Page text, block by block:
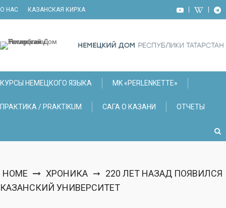
О НАС КАЗАНСКАЯ КИРХА
КУРСЫ НЕМЕЦКОГО ЯЗЫКА МK «PERLENKETTE»
ПРАКТИКА / PRAKTIKUM САГА О КАЗАНИ ОТЧЕТЫ
HOME ХРОНИКА ➞ 220 ЛЕТ НАЗАД ПОЯВИЛСЯ
КАЗАНСКИЙ УНИВЕРСИТЕТ